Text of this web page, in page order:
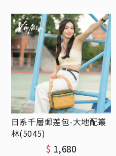
日系千層郵差包-大地配叢
林(5045)
$ 1,680